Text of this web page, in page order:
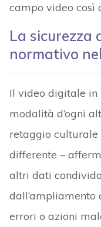
campo video così
La sicurezza
normativo
Il video digitale in
modalità d’ogni
retaggio culturale
differente –
altri dati
errori o azioni